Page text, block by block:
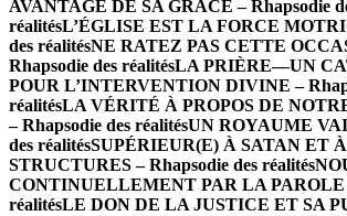
AVANTAGE DE SA GRÂCE – Rhapsodie
réalitésL’ÉGLISE EST LA FORCE
des réalitésNE RATEZ PAS CETTE
Rhapsodie des réalitésLA PRIÈRE—UN
POUR L’INTERVENTION DIVINE –
réalitésLA VÉRITÉ À PROPOS DE
– Rhapsodie des réalitésUN ROYAUME
des réalitésSUPÉRIEUR(E) À SATAN ET À
STRUCTURES – Rhapsodie des réalités
CONTINUELLEMENT PAR LA PAROLE
réalitésLE DON DE LA JUSTICE ET SA